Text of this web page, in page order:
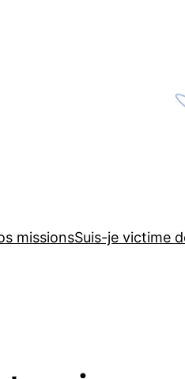
missionsSuis-je victime